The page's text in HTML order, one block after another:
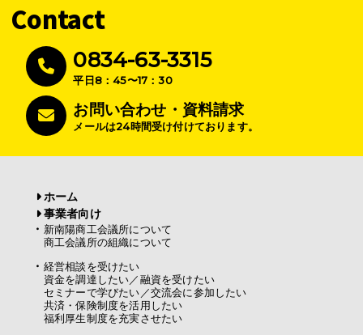
Contact
0834-63-3315
平日8：45〜17：30
お問い合わせ・資料請求
メールは24時間受け付けております。
ホーム
事業者向け
新南陽商工会議所について
商工会議所の組織について
経営相談を受けたい
資金を調達したい／融資を受けたい
セミナーで学びたい／交流会に参加したい
共済・保険制度を活用したい
福利厚生制度を充実させたい